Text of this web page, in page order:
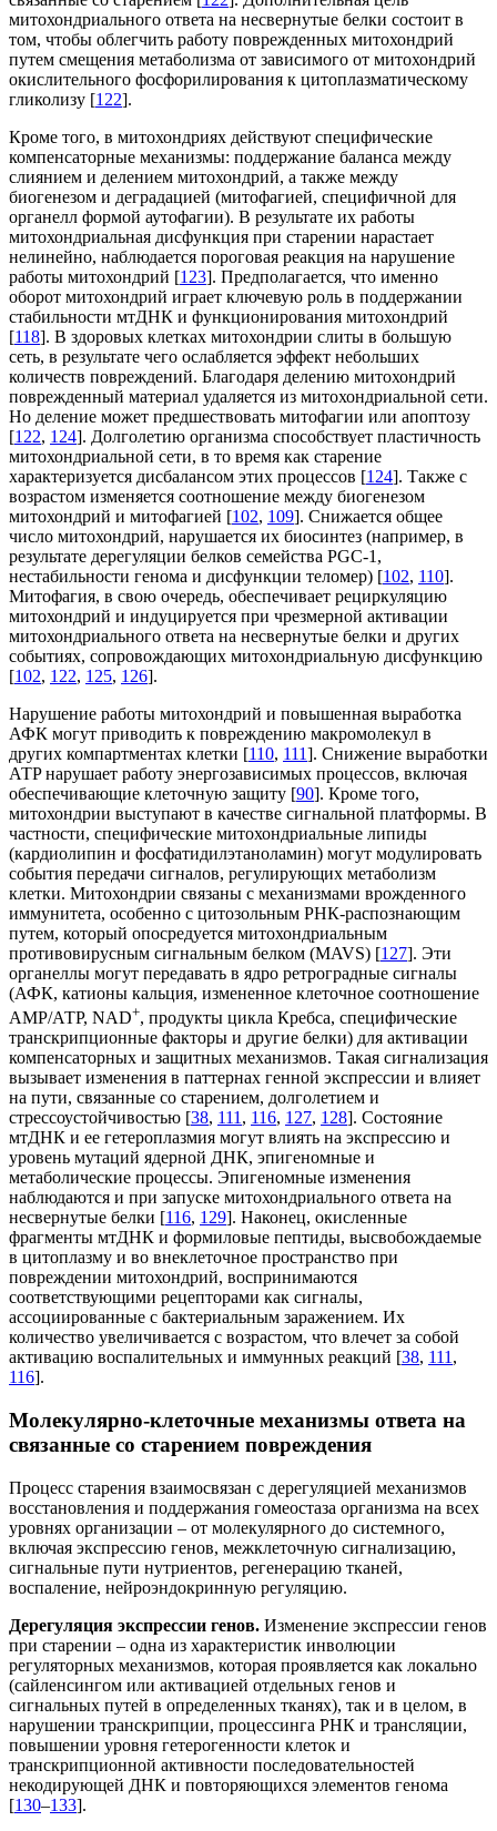
митохондриального ответа на несвернутые белки состоит в
том, чтобы облегчить работу поврежденных митохондрий
путем смещения метаболизма от зависимого от митохондрий
окислительного фосфорилирования к цитоплазматическому
гликолизу [122].
Кроме того, в митохондриях действуют специфические
компенсаторные механизмы: поддержание баланса между
слиянием и делением митохондрий, а также между
биогенезом и деградацией (митофагией, специфичной для
органелл формой аутофагии). В результате их работы
митохондриальная дисфункция при старении нарастает
нелинейно, наблюдается пороговая реакция на нарушение
работы митохондрий [123]. Предполагается, что именно
оборот митохондрий играет ключевую роль в поддержании
стабильности мтДНК и функционирования митохондрий
[118]. В здоровых клетках митохондрии слиты в большую
сеть, в результате чего ослабляется эффект небольших
количеств повреждений. Благодаря делению митохондрий
поврежденный материал удаляется из митохондриальной сети.
Но деление может предшествовать митофагии или апоптозу
[122, 124]. Долголетию организма способствует пластичность
митохондриальной сети, в то время как старение
характеризуется дисбалансом этих процессов [124]. Также с
возрастом изменяется соотношение между биогенезом
митохондрий и митофагией [102, 109]. Снижается общее
число митохондрий, нарушается их биосинтез (например, в
результате дерегуляции белков семейства PGC-1,
нестабильности генома и дисфункции теломер) [102, 110].
Митофагия, в свою очередь, обеспечивает рециркуляцию
митохондрий и индуцируется при чрезмерной активации
митохондриального ответа на несвернутые белки и других
событиях, сопровождающих митохондриальную дисфункцию
[102, 122, 125, 126].
Нарушение работы митохондрий и повышенная выработка
АФК могут приводить к повреждению макромолекул в
других компартментах клетки [110, 111]. Снижение выработки
АТP нарушает работу энергозависимых процессов, включая
обеспечивающие клеточную защиту [90]. Кроме того,
митохондрии выступают в качестве сигнальной платформы. В
частности, специфические митохондриальные липиды
(кардиолипин и фосфатидилэтаноламин) могут модулировать
события передачи сигналов, регулирующих метаболизм
клетки. Митохондрии связаны с механизмами врожденного
иммунитета, особенно с цитозольным РНК-распознающим
путем, который опосредуется митохондриальным
противовирусным сигнальным белком (MAVS) [127]. Эти
органеллы могут передавать в ядро ретроградные сигналы
(АФК, катионы кальция, измененное клеточное соотношение
АМP/АТP, NAD+, продукты цикла Кребса, специфические
транскрипционные факторы и другие белки) для активации
компенсаторных и защитных механизмов. Такая сигнализация
вызывает изменения в паттернах генной экспрессии и влияет
на пути, связанные со старением, долголетием и
стрессоустойчивостью [38, 111 , 116, 127, 128]. Состояние
мтДНК и ее гетероплазмия могут влиять на экспрессию и
уровень мутаций ядерной ДНК, эпигеномные и
метаболические процессы. Эпигеномные изменения
наблюдаются и при запуске митохондриального ответа на
несвернутые белки [116, 129]. Наконец, окисленные
фрагменты мтДНК и формиловые пептиды, высвобождаемые
в цитоплазму и во внеклеточное пространство при
повреждении митохондрий, воспринимаются
соответствующими рецепторами как сигналы,
ассоциированные с бактериальным заражением. Их
количество увеличивается с возрастом, что влечет за собой
активацию воспалительных и иммунных реакций [38, 111 ,
116].
Молекулярно-клеточные механизмы ответа на
связанные со старением повреждения
Процесс старения взаимосвязан с дерегуляцией механизмов
восстановления и поддержания гомеостаза организма на всех
уровнях организации – от молекулярного до системного,
включая экспрессию генов, межклеточную сигнализацию,
сигнальные пути нутриентов, регенерацию тканей,
воспаление, нейроэндокринную регуляцию.
Дерегуляция экспрессии генов. Изменение экспрессии генов
при старении – одна из характеристик инволюции
регуляторных механизмов, которая проявляется как локально
(сайленсингом или активацией отдельных генов и
сигнальных путей в определенных тканях), так и в целом, в
нарушении транскрипции, процессинга РНК и трансляции,
повышении уровня гетерогенности клеток и
транскрипционной активности последовательностей
некодирующей ДНК и повторяющихся элементов генома
[130–133].